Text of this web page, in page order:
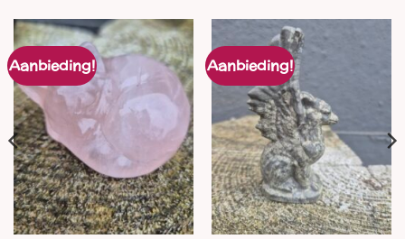
Aanbieding! Aanbieding!